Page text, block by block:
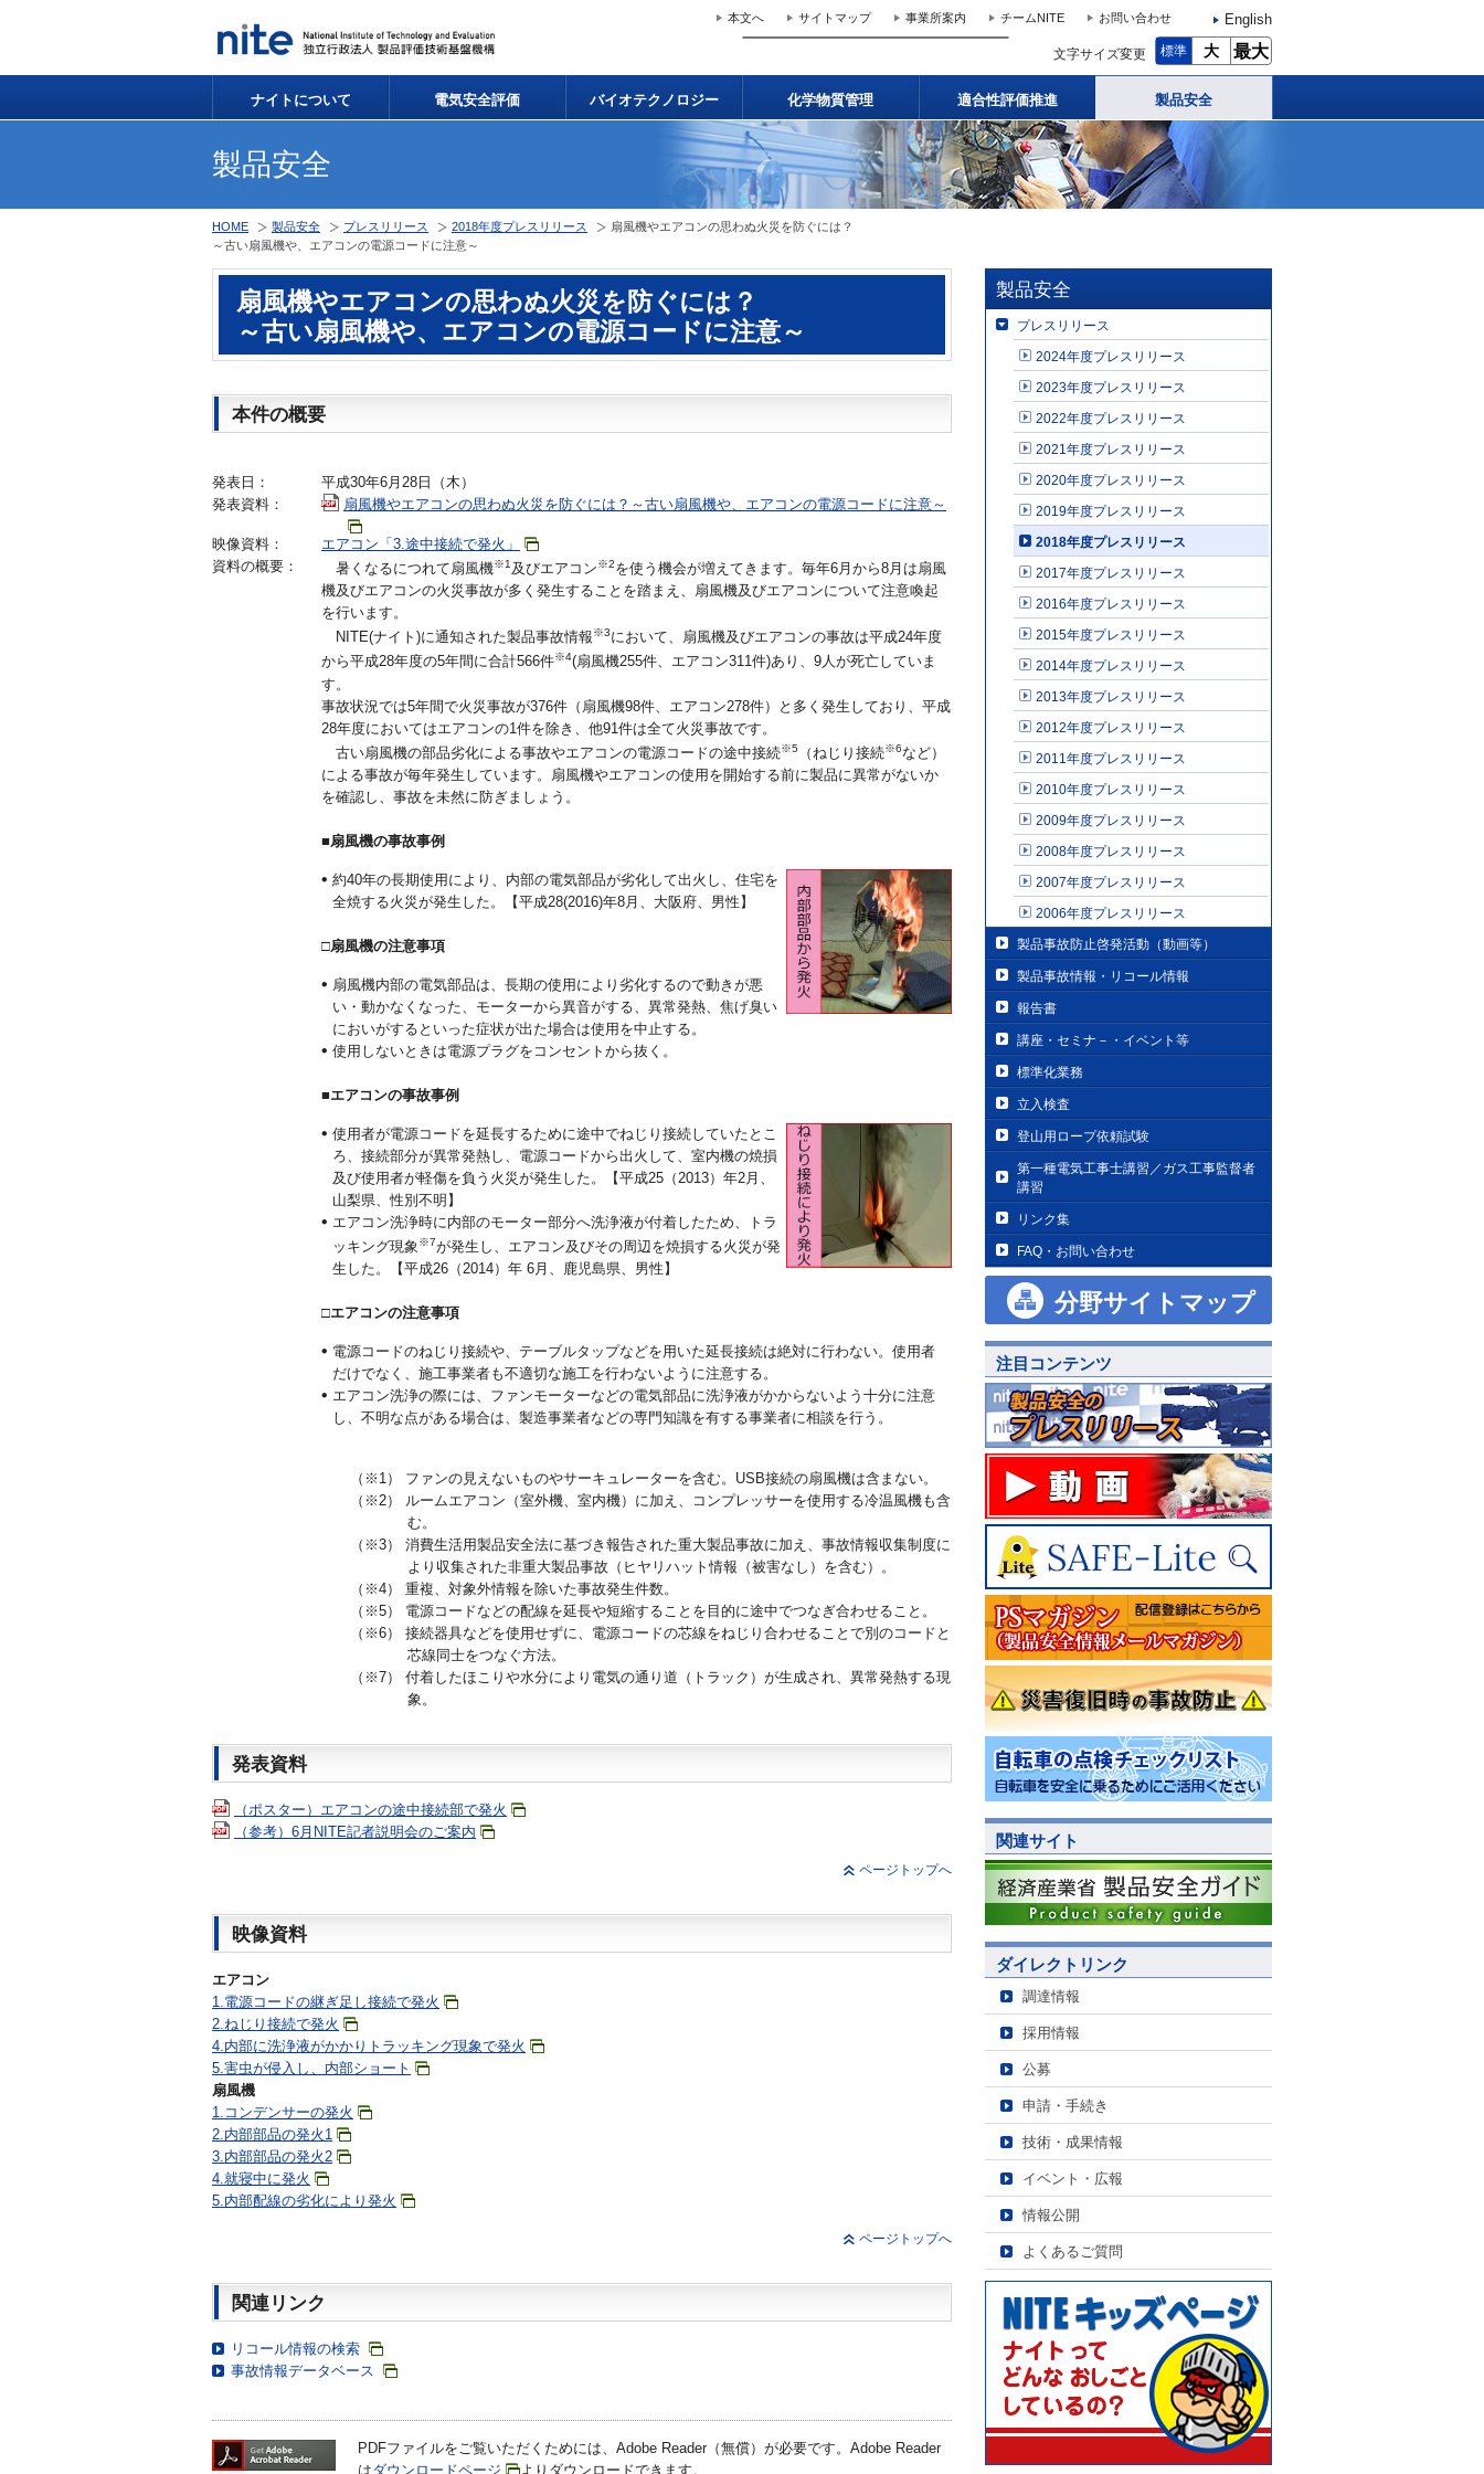
本文へ サイトマップ 事業所案内 チームNITE お問い合わせ English
文字サイズ変更 標準 大 最大
ナイトについて 電気安全評価 バイオテクノロジー 化学物質管理 適合性評価推進 製品安全
製品安全
HOME 製品安全 プレスリリース 2018年度プレスリリース
扇風機やエアコンの思わぬ火災を防ぐには？
～古い扇風機や、エアコンの電源コードに注意～
扇風機やエアコンの思わぬ火災を防ぐには？
～古い扇風機や、エアコンの電源コードに注意～
本件の概要
発表日：
平成30年6月28日（木）
発表資料：
扇風機やエアコンの思わぬ火災を防ぐには？～古い扇風機や、エアコンの電源コードに注意～
映像資料：
エアコン「3.途中接続で発火」
資料の概要：
暑くなるにつれて扇風機※1 及びエアコン※2を使う機会が増えてきます。毎年6月から8月は扇風
機及びエアコンの火災事故が多く発生することを踏まえ、扇風機及びエアコンについて注意喚起
を行います。
NITE(ナイト)に通知された製品事故情報※3において、扇風機及びエアコンの事故は平成24年度
から平成28年度の5年間に合計566件※4(扇風機255件、エアコン311件)あり、9人が死亡していま
す。
事故状況では5年間で火災事故が376件（扇風機98件、エアコン278件）と多く発生しており、平成
28年度においてはエアコンの1件を除き、他91件は全て火災事故です。
古い扇風機の部品劣化による事故やエアコンの電源コードの途中接続※5 （ねじり接続※6など）
による事故が毎年発生しています。扇風機やエアコンの使用を開始する前に製品に異常がないか
を確認し、事故を未然に防ぎましょう。
■扇風機の事故事例
約40年の長期使用により、内部の電気部品が劣化して出火し、住宅を
全焼する火災が発生した。【平成28(2016)年8月、大阪府、男性】
□扇風機の注意事項
扇風機内部の電気部品は、長期の使用により劣化するので動きが悪
い・動かなくなった、モーターから異音がする、異常発熱、焦げ臭い
においがするといった症状が出た場合は使用を中止する。
使用しないときは電源プラグをコンセントから抜く。
■エアコンの事故事例
使用者が電源コードを延長するために途中でねじり接続していたとこ
ろ、接続部分が異常発熱し、電源コードから出火して、室内機の焼損
及び使用者が軽傷を負う火災が発生した。【平成25（2013）年2月、
山梨県、性別不明】
エアコン洗浄時に内部のモーター部分へ洗浄液が付着したため、トラ
ッキング現象※7が発生し、エアコン及びその周辺を焼損する火災が発
生した。【平成26（2014）年 6月、鹿児島県、男性】
□エアコンの注意事項
電源コードのねじり接続や、テーブルタップなどを用いた延長接続は絶対に行わない。使用者
だけでなく、施工事業者も不適切な施工を行わないように注意する。
エアコン洗浄の際には、ファンモーターなどの電気部品に洗浄液がかからないよう十分に注意
し、不明な点がある場合は、製造事業者などの専門知識を有する事業者に相談を行う。
（※1） ファンの見えないものやサーキュレーターを含む。USB接続の扇風機は含まない。
（※2） ルームエアコン（室外機、室内機）に加え、コンプレッサーを使用する冷温風機も含
む。
（※3） 消費生活用製品安全法に基づき報告された重大製品事故に加え、事故情報収集制度に
より収集された非重大製品事故（ヒヤリハット情報（被害なし）を含む）。
（※4） 重複、対象外情報を除いた事故発生件数。
（※5） 電源コードなどの配線を延長や短縮することを目的に途中でつなぎ合わせること。
（※6） 接続器具などを使用せずに、電源コードの芯線をねじり合わせることで別のコードと
芯線同士をつなぐ方法。
（※7） 付着したほこりや水分により電気の通り道（トラック）が生成され、異常発熱する現
象。
発表資料
（ポスター）エアコンの途中接続部で発火
（参考）6月NITE記者説明会のご案内
ページトップへ
映像資料
エアコン
1.電源コードの継ぎ足し接続で発火
2.ねじり接続で発火
4.内部に洗浄液がかかりトラッキング現象で発火
5.害虫が侵入し、内部ショート
扇風機
1.コンデンサーの発火
2.内部部品の発火1
3.内部部品の発火2
4.就寝中に発火
5.内部配線の劣化により発火
ページトップへ
関連リンク
リコール情報の検索
事故情報データベース
PDFファイルをご覧いただくためには、Adobe Reader（無償）が必要です。Adobe Reader
はダウンロードページ よりダウンロードできます。
製品安全
プレスリリース
2024年度プレスリリース
2023年度プレスリリース
2022年度プレスリリース
2021年度プレスリリース
2020年度プレスリリース
2019年度プレスリリース
2018年度プレスリリース
2017年度プレスリリース
2016年度プレスリリース
2015年度プレスリリース
2014年度プレスリリース
2013年度プレスリリース
2012年度プレスリリース
2011年度プレスリリース
2010年度プレスリリース
2009年度プレスリリース
2008年度プレスリリース
2007年度プレスリリース
2006年度プレスリリース
製品事故防止啓発活動（動画等）
製品事故情報・リコール情報
報告書
講座・セミナ－・イベント等
標準化業務
立入検査
登山用ロープ依頼試験
第一種電気工事士講習／ガス工事監督者
講習
リンク集
FAQ・お問い合わせ
分野サイトマップ
注目コンテンツ
関連サイト
ダイレクトリンク
調達情報
採用情報
公募
申請・手続き
技術・成果情報
イベント・広報
情報公開
よくあるご質問